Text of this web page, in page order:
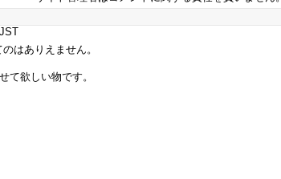
はありえません。
て欲しい物です。